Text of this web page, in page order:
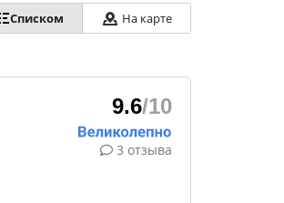
Списком На карте
9.6/10
3 отзыва